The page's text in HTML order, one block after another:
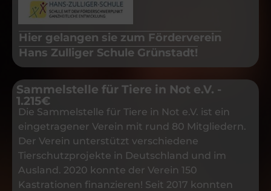
Hier gelangen sie zum Förderverein
Hans Zulliger Schule Grünstadt!
Sammelstelle für Tiere in Not e.V. -
1.215€
Die Sammelstelle für Tiere in Not e.V. ist ein
eingetragener Verein mit rund 80 Mitgliedern.
Der Verein unterstützt verschiedene
Tierschutzprojekte in Deutschland und im
Ausland. 2020 konnte der Verein 150
Kastrationen finanzieren! Seit 2017 konnten